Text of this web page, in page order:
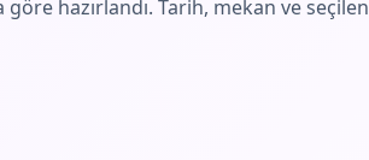
hazırlandı. Tarih, mekan ve seçilen